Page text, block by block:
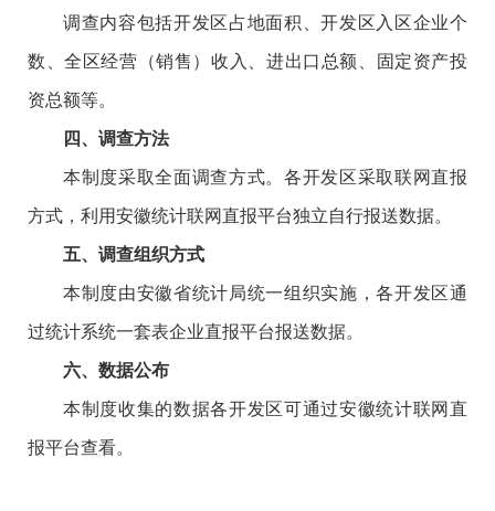
调查内容包括开发区占地面积、开发区入区企业个
数、全区经营（销售）收入、进出口总额、固定资产投
资总额等。
四、调查方法
本制度采取全面调查方式。各开发区采取联网直报
方式，利用安徽统计联网直报平台独立自行报送数据。
五、调查组织方式
本制度由安徽省统计局统一组织实施，各开发区通
过统计系统一套表企业直报平台报送数据。
六、数据公布
本制度收集的数据各开发区可通过安徽统计联网直
报平台查看。